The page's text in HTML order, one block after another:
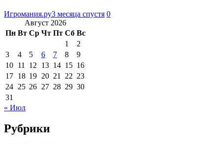
Игромания.ру3 месяца спустя 0
Август 2026
Пн Вт Ср Чт Пт Сб Вс
1
2
3
4 5 6 7 8
9
10 11 12 13 14 15 16
17 18 19 20 21 22 23
24 25 26 27 28 29 30
31
« Июл
Рубрики